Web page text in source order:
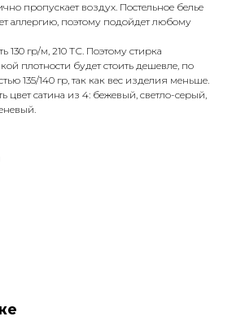
пропускает воздух. Постельное белье
аллергию, поэтому подойдет любому
130 гр/м, 210 ТС. Поэтому стирка
плотности будет стоить дешевле, по
135/140 гр, так как вес изделия меньше.
цвет сатина из 4: бежевый, светло-серый,